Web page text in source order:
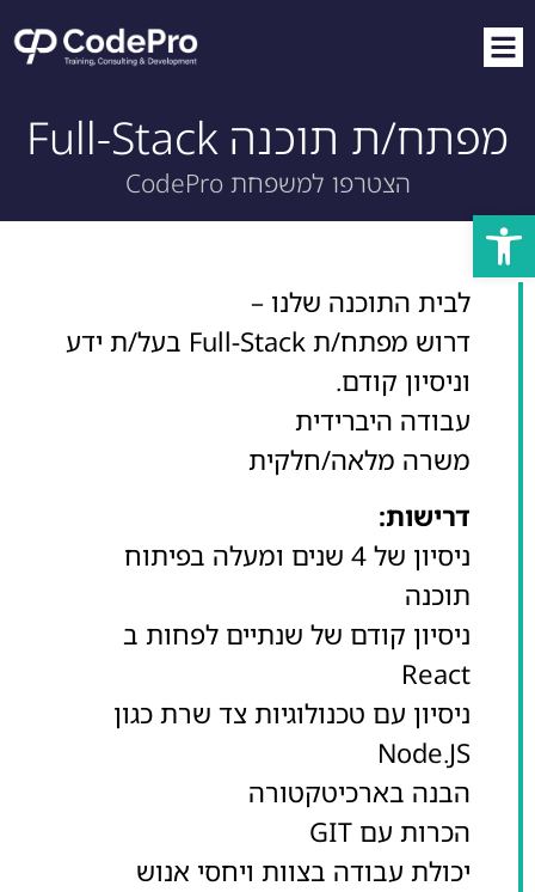
פתח סרגל נגישות
מפתח/ת תוכנה Full-Stack
הצטרפו למשפחת CodePro
לבית התוכנה שלנו –
דרוש מפתח/ת Full-Stack בעל/ת ידע
וניסיון קודם.
עבודה היברידית
משרה מלאה/חלקית
דרישות:
ניסיון של 4 שנים ומעלה בפיתוח
תוכנה
ניסיון קודם של שנתיים לפחות ב
React
ניסיון עם טכנולוגיות צד שרת כגון
Node.JS
הבנה בארכיטקטורה
הכרות עם GIT
יכולת עבודה בצוות ויחסי אנוש